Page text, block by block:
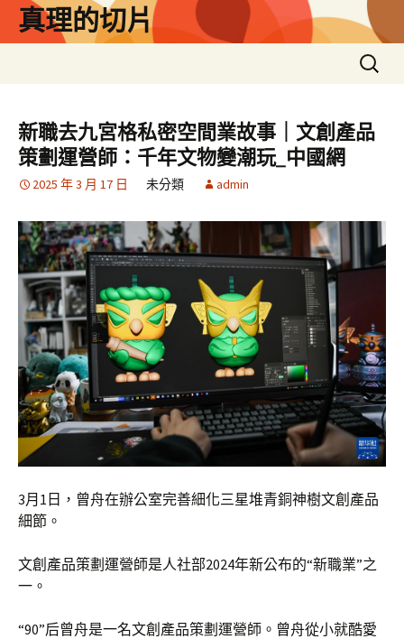
真理的切片
搜
尋
鍵
字:
新職去九宮格私密空間業故事｜文創產品
策劃運營師：千年文物變潮玩_中國網
2025 年 3 月 17 日 未分類 admin
3月1日，曾舟在辦公室完善細化三星堆青銅神樹文創產品
細節。
文創產品策劃運營師是人社部2024年新公布的“新職業”之
一。
“90”后曾舟是一名文創產品策劃運營師。曾舟從小就酷愛